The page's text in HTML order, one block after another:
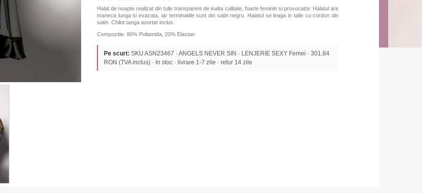
Halat de noapte realizat din tulle transparent de inalta calitate, foarte feminin si provocator. Halatul are
maneca lunga si evazata, iar terminatiile sunt din satin negru. Halatul se leaga in talie cu cordon din
satin. Chilot tanga asortat inclus.
Compozitie: 80% Poliamida, 20% Elastan
Pe scurt: SKU ASN23467 · ANGELS NEVER SIN · LENJERIE SEXY Femei · 301,84
RON (TVA inclus) · In stoc · livrare 1-7 zile · retur 14 zile